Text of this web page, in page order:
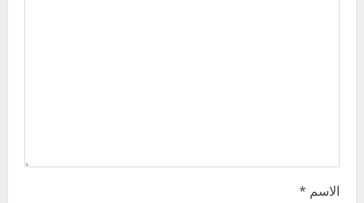
الاسم *